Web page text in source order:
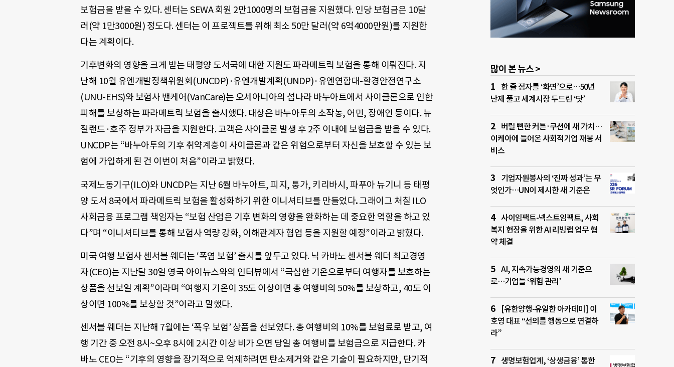
보험금을 받을 수 있다.센터는 SEWA 회원 2만1000명의 보험금을 지원했다. 인당 보험금은 10달
러(약 1만3000원) 정도다. 센터는 이 프로젝트를 위해 최소 50만 달러(약 6억4000만원)를 지원한
다는 계획이다.
기후변화의 영향을 크게 받는 태평양 도서국에 대한 지원도 파라메트릭 보험을 통해 이뤄진다. 지
난해 10월 유엔개발정책위원회(UNCDP)·유엔개발계획(UNDP)·유엔연합대-환경안전연구소
(UNU-EHS)와 보험사 밴케어(VanCare)는 오세아니아의 섬나라 바누아트에서 사이클론으로 인한
피해를 보상하는 파라메트릭 보험을 출시했다. 대상은 바누아투의 소작농, 어민, 장애인 등이다. 뉴
질랜드·호주 정부가 자금을 지원한다. 고객은 사이클론 발생 후 2주 이내에 보험금을 받을 수 있다.
UNCDP는 “바누아투의 기후 취약계층이 사이클론과 같은 위험으로부터 자신을 보호할 수 있는 보
험에 가입하게 된 건 이번이 처음”이라고 밝혔다.
국제노동기구(ILO)와 UNCDP는 지난 6월 바누아트, 피지, 퉁가, 키리바시, 파푸아 뉴기니 등 태평
양 도서 8국에서 파라메트릭 보험을 활성화하기 위한 이니셔티브를 만들었다.그래이그 처칠 ILO
사회금융 프로그램 책임자는 “보험 산업은 기후 변화의 영향을 완화하는 데 중요한 역할을 하고 있
다”며 “이니셔티브를 통해 보험사 역량 강화, 이해관계자 협업 등을 지원할 예정”이라고 밝혔다.
미국 여행 보험사 센서블 웨더는 ‘폭염 보험’ 출시를 앞두고 있다. 닉 카바노 센서블 웨더 최고경영
자(CEO)는 지난달 30일 영국 아이뉴스와의 인터뷰에서 “극심한 기온으로부터 여행자를 보호하는
상품을 선보일 계획”이라며 “여행지 기온이 35도 이상이면 총 여행비의 50%를 보상하고, 40도 이
상이면 100%를 보상할 것”이라고 말했다.
센서블 웨더는 지난해 7월에는 ‘폭우 보험’ 상품을 선보였다. 총 여행비의 10%를 보험료로 받고, 여
행 기간 중 오전 8시~오후 8시에 2시간 이상 비가 오면 당일 총 여행비를 보험금으로 지급한다. 카
바노 CEO는 “기후의 영향을 장기적으로 억제하려면 탄소제거와 같은 기술이 필요하지만, 단기적
많이 본 뉴스 >
한 줄 점자를 ‘화면’으로…50년
난제 풀고 세계시장 두드린 ‘닷’
버릴 뻔한 커튼·쿠션에 새 가치…
이케아에 들어온 사회적기업 재봉 서
비스
기업자원봉사의 ‘진짜 성과’는 무
엇인가…UN이 제시한 새 기준은
사이임팩트-넥스트임팩트, 사회
복지 현장을 위한 AI 리빙랩 업무 협
약 체결
AI, 지속가능경영의 새 기준으
로…기업들 ‘위험 관리’
[유한양행-유일한 아카데미] 이
호영 대표 “선의를 행동으로 연결하
라”
생명보험업계, ‘상생금융’ 통한